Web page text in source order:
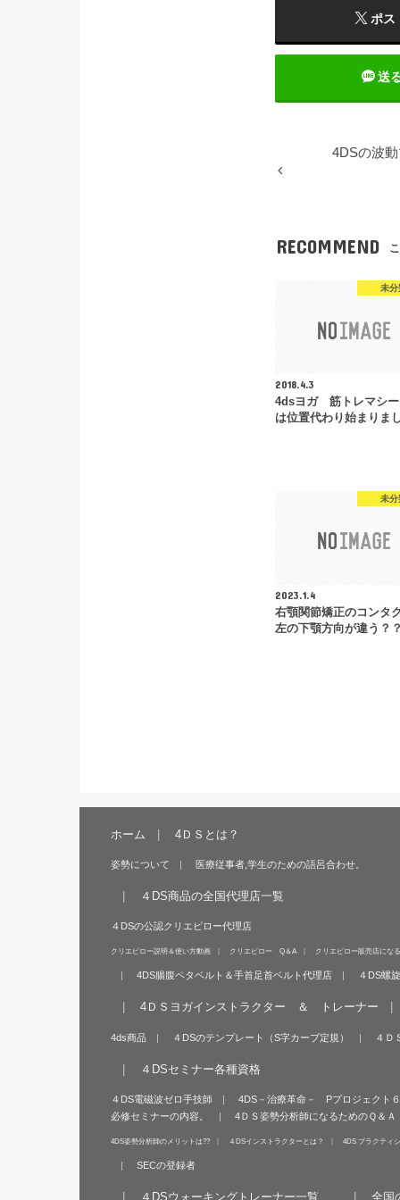
ポス
送
4DSの波
RECOMMEND
未分
2018.4.3
4dsヨガ 筋トレマシー
は位置代わり始まりま
未分
2023.1.4
右顎関節矯正のコンタ
左の下顎方向が違う？
ホーム 4ＤＳとは？
姿勢について 医療従事者,学生のための語呂合わせ。
４DS商品の全国代理店一覧
４DSの公認クリエピロー代理店
クリエピロー説明＆使い方動画 クリエピロー Q＆A クリエピロー販売店にな
4DS腸腹ペタベルト＆手首足首ベルト代理店 ４DS螺
4ＤＳヨガインストラクター ＆ トレーナー
4ds商品 ４DSのテンプレート（S字カーブ定規） ４Ｄ
４DSセミナー各種資格
４DS電磁波ゼロ手技師
4DS－治療革命－ Pプロジェクト
必修セミナーの内容。
4ＤＳ姿勢分析師になるためのＱ＆Ａ
4DS姿勢分析師のメリットは?? ４DSインストラクターとは？ 4DS プラクティ
SECの登録者
４DSウォーキングトレーナー一覧 全国